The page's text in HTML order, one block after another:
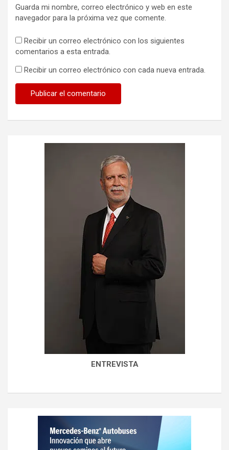
Guarda mi nombre, correo electrónico y web en este
navegador para la próxima vez que comente.
Recibir un correo electrónico con los siguientes
comentarios a esta entrada.
Recibir un correo electrónico con cada nueva entrada.
ENTREVISTA